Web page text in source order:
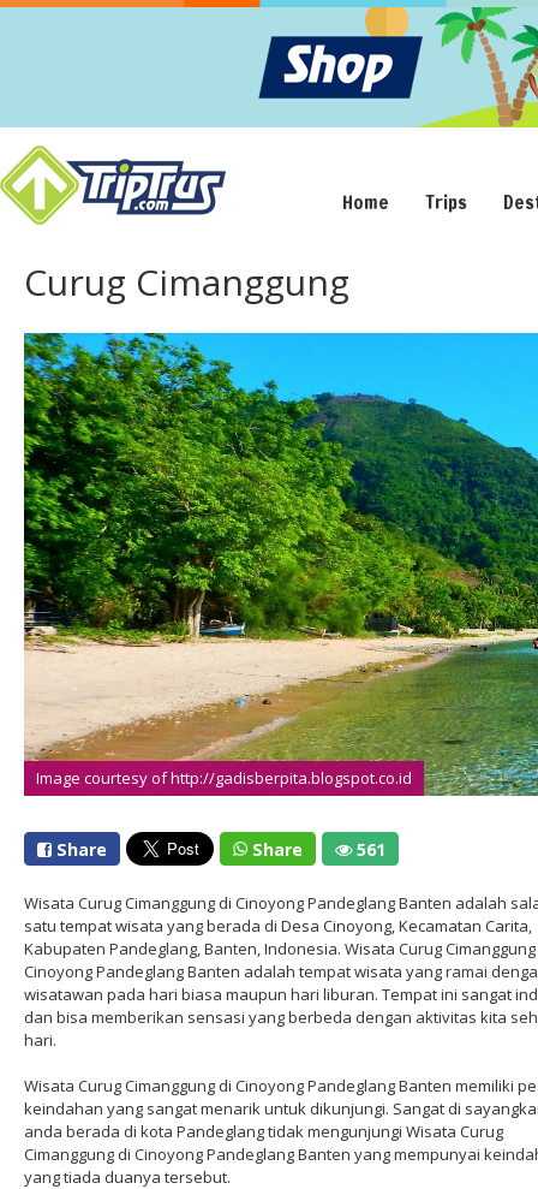
Home Trips
Curug Cimanggung
Image courtesy of http://gadisberpita.blogspot.co.id
Share Share 561
Wisata Curug Cimanggung di Cinoyong Pandeglang Banten adalah
satu tempat wisata yang berada di Desa Cinoyong, Kecamatan Carita,
Kabupaten Pandeglang, Banten, Indonesia. Wisata Curug
Cinoyong Pandeglang Banten adalah tempat wisata yang ramai
wisatawan pada hari biasa maupun hari liburan. Tempat ini sangat
dan bisa memberikan sensasi yang berbeda dengan aktivitas kita
hari.
Wisata Curug Cimanggung di Cinoyong Pandeglang Banten memiliki
keindahan yang sangat menarik untuk dikunjungi. Sangat di
anda berada di kota Pandeglang tidak mengunjungi Wisata Curug
Cimanggung di Cinoyong Pandeglang Banten yang mempunyai
yang tiada duanya tersebut.